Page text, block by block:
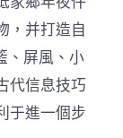
，并打造自
、屏風、小
代信息技巧
于進一個步